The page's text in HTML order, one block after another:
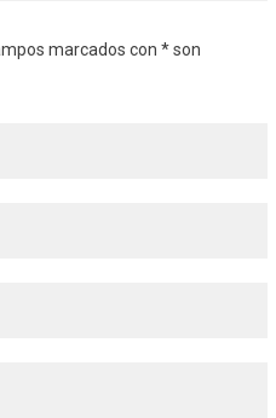
marcados con * son